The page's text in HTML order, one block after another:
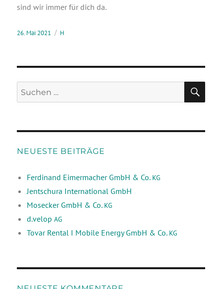
sind wir immer für dich da.
26. Mai 2021 H
NEUESTE BEITRÄGE
Ferdinand Eimermacher GmbH & Co. KG
Jentschura International GmbH
Mosecker GmbH & Co. KG
d.velopAG
Tovar Rental I Mobile Energy GmbH & Co. KG